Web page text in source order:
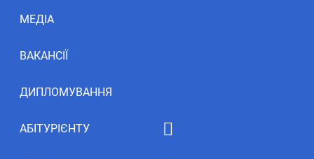
МЕДІА
ВАКАНСІЇ
ДИПЛОМУВАННЯ
АБІТУРІЄНТУ